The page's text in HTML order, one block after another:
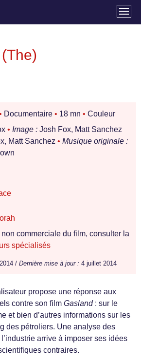
Documentaire • 18 mn • Couleur
• Image : Josh Fox, Matt Sanchez
Matt Sanchez • Musique originale :
commerciale du film, consulter la
spécialisés
/ Dernière mise à jour : 4 juillet 2014
propose une réponse aux
contre son film Gasland: sur le
et bien d’autres informations sur les
des pétroliers. Une analyse des
arrive à imposer ses idées
contraires.